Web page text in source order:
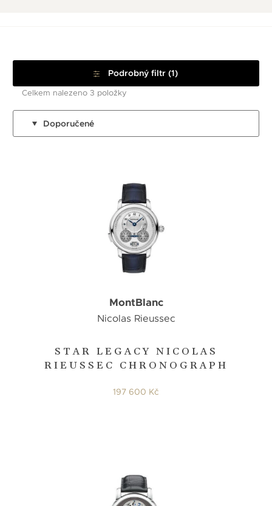
Podrobný filtr (1)
Celkem nalezeno 3 položky
Doporučené
STAR LEGACY NICOLAS
RIEUSSEC CHRONOGRAPH
MontBlanc
Nicolas Rieussec
197 600 Kč